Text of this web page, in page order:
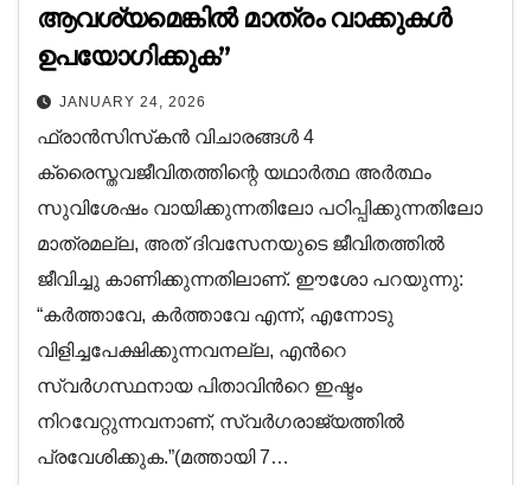
ആവശ്യമെങ്കിൽ മാത്രം വാക്കുകൾ
ഉപയോഗിക്കുക”
JANUARY 24, 2026
ഫ്രാൻസിസ്‌കൻ വിചാരങ്ങൾ 4
ക്രൈസ്തവജീവിതത്തിന്റെ യഥാർത്ഥ അർത്ഥം
സുവിശേഷം വായിക്കുന്നതിലോ പഠിപ്പിക്കുന്നതിലോ
മാത്രമല്ല, അത് ദിവസേനയുടെ ജീവിതത്തിൽ
ജീവിച്ചു കാണിക്കുന്നതിലാണ്. ഈശോ പറയുന്നു:
“കര്‍ത്താവേ, കര്‍ത്താവേ എന്ന്, എന്നോടു
വിളിച്ചപേക്ഷിക്കുന്നവനല്ല, എന്‍റെ
സ്വര്‍ഗസ്ഥനായ പിതാവിന്‍റെ ഇഷ്ടം
നിറവേറ്റുന്നവനാണ്, സ്വര്‍ഗരാജ്യത്തില്‍
പ്രവേശിക്കുക.”(മത്തായി 7…